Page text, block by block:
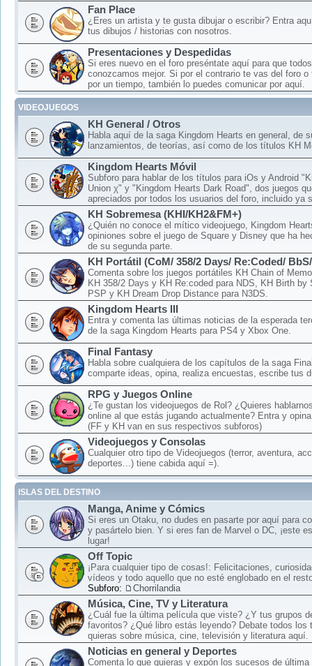
Fan Place
¿Eres un artista y te gusta dibujar o escribir? Entra
tus dibujos / historias con nosotros.
Presentaciones y Despedidas
Si eres nuevo en el foro preséntate aquí para que
conozcamos mejor. Si por el contrario te vas del foro o
por un tiempo, también lo puedes comunicar por aquí.
VIDEOJUEGOS
KH General / Otros
Habla aquí de la saga Kingdom Hearts en general, de
lanzamientos, de teorías, así como de los títulos KH
Kingdom Hearts Móvil
Subforo para hablar de los títulos para iOs y Android
Union χ" y "Kingdom Hearts Dark Road", dos juegos
apreciados por todos los usuarios del foro, incluido ya
KH Sobremesa (KHI/KH2&FM+)
¿Quién no conoce el mítico videojuego, Kingdom
opiniones sobre el juego de Square y Disney que ha
de su segunda parte.
KH Portátil (CoM/ 358/2 Days/ Re:Coded/
Comenta sobre los juegos portátiles KH Chain of
KH 358/2 Days y KH Re:coded para NDS, KH Birth by
PSP y KH Dream Drop Distance para N3DS.
Kingdom Hearts III
Entra y comenta las últimas noticias de la esperada
de la saga Kingdom Hearts para PS4 y Xbox One.
Final Fantasy
Habla sobre cualquiera de los capítulos de la saga
comparte ideas, opina, realiza encuestas, escribe tus
RPG y Juegos Online
¿Te gustan los videojuegos de Rol? ¿Quieres
online al que estás jugando actualmente? Entra y
(FF y KH van en sus respectivos subforos)
Videojuegos y Consolas
Cualquier otro tipo de Videojuegos (terror, aventura,
deportes...) tiene cabida aquí =).
ISLAS DEL DESTINO
Manga, Anime y Cómics
Si eres un Otaku, no dudes en pasarte por aquí para
y pasártelo bien. Y si eres fan de Marvel o DC, ¡este
lugar!
Off Topic
¡Para cualquier tipo de cosas!: Felicitaciones,
vídeos y todo aquello que no esté englobado en el
Subforo:
Chorrilandia
Música, Cine, TV y Literatura
¿Cuál fue la última película que viste? ¿Y tus grupos
favoritos? ¿Qué libro estás leyendo? Debate todos los
quieras sobre música, cine, televisión y literatura aquí.
Noticias en general y Deportes
Comenta lo que quieras y expón los sucesos de última